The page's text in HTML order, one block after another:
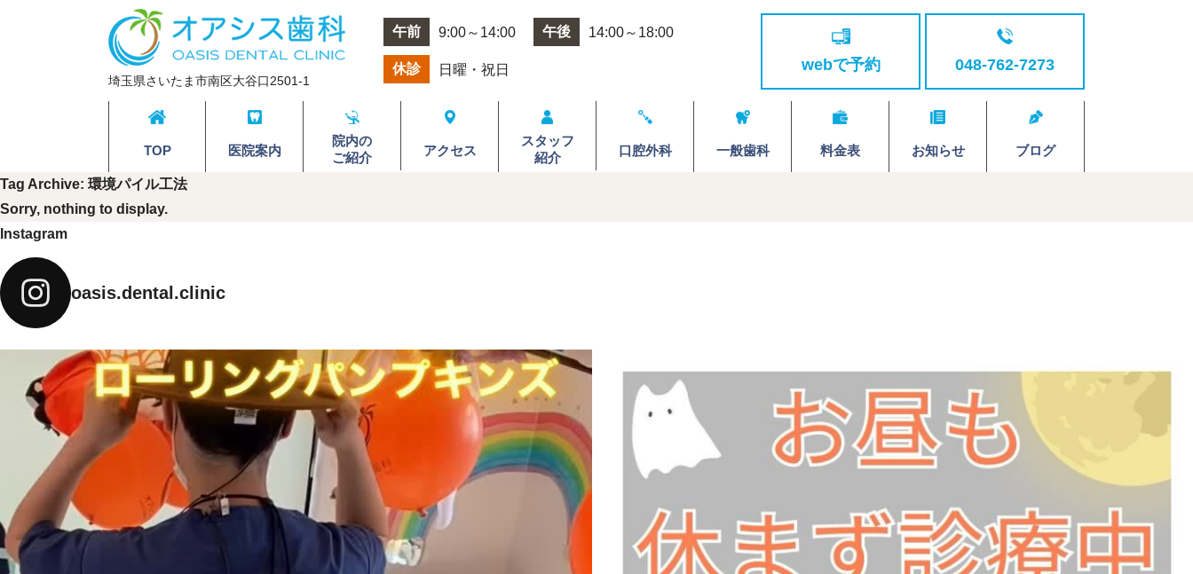
埼玉県さいたま市南区大谷口2501-1
午前 9:00～14:00 午後 14:00～18:00
休診 日曜・祝日 webで予約 048-762-7273
TOP 医院案内
院内の
ご紹介
アクセス
スタッフ
紹介
口腔外科 一般歯科 料金表 お知らせ ブログ
Tag Archive: 環境パイル工法
Sorry, nothing to display.
Instagram
oasis.dental.clinic